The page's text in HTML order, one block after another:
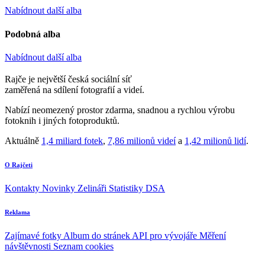
Nabídnout další alba
Podobná alba
Nabídnout další alba
Rajče je největší česká sociální síť
zaměřená na sdílení fotografií a videí.
Nabízí neomezený prostor zdarma, snadnou a rychlou výrobu
fotoknih i jiných fotoproduktů.
Aktuálně 1,4 miliard fotek, 7,86 milionů videía 1,42 milionů lidí.
O Rajčeti
Kontakty Novinky Zelináři Statistiky DSA
Reklama
Zajímavé fotky Album do stránek API pro vývojáře Měření
návštěvnosti Seznam cookies